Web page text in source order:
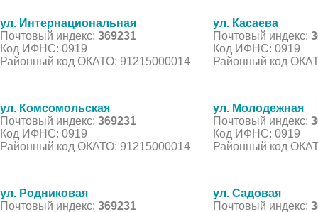
ул. Интернациональная
Почтовый индекс: 369231
Код ИФНС: 0919
Районный код ОКАТО: 91215000014
ул. Касаева
Почтовый индекс:
Код ИФНС: 0919
Районный код
ул. Комсомольская
Почтовый индекс: 369231
Код ИФНС: 0919
Районный код ОКАТО: 91215000014
ул. Молодежная
Почтовый индекс:
Код ИФНС: 0919
Районный код
ул. Родниковая
Почтовый индекс: 369231
ул. Садовая
Почтовый индекс: